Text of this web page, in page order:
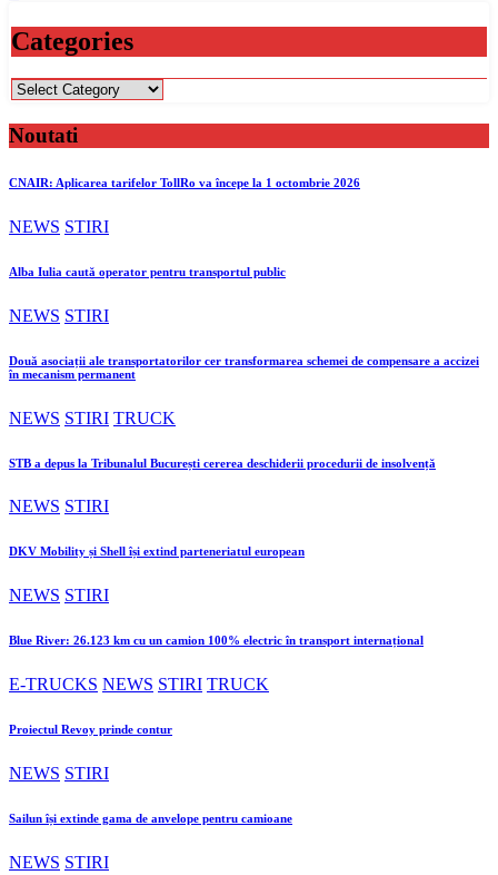
Categories
Categories
Noutati
CNAIR: Aplicarea tarifelor TollRo va începe la 1 octombrie 2026
NEWS STIRI
Alba Iulia caută operator pentru transportul public
NEWS STIRI
Două asociații ale transportatorilor cer transformarea schemei de compensare a accizei
în mecanism permanent
NEWS STIRI TRUCK
STB a depus la Tribunalul București cererea deschiderii procedurii de insolvență
NEWS STIRI
DKV Mobility și Shell își extind parteneriatul european
NEWS STIRI
Blue River: 26.123 km cu un camion 100% electric în transport internațional
E-TRUCKS NEWS STIRI TRUCK
Proiectul Revoy prinde contur
NEWS STIRI
Sailun își extinde gama de anvelope pentru camioane
NEWS STIRI